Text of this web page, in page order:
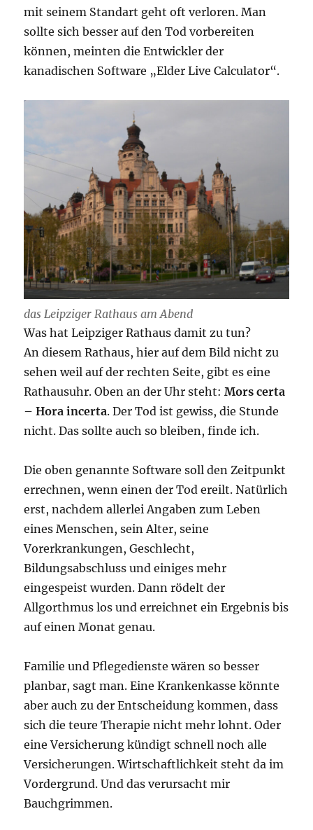
mit seinem Standart geht oft verloren. Man
sollte sich besser auf den Tod vorbereiten
können, meinten die Entwickler der
kanadischen Software „Elder Live Calculator“.
das Leipziger Rathaus am Abend
Was hat Leipziger Rathaus damit zu tun?
An diesem Rathaus, hier auf dem Bild nicht zu
sehen weil auf der rechten Seite, gibt es eine
Rathausuhr. Oben an der Uhr steht:Mors certa
– Hora incerta. Der Tod ist gewiss, die Stunde
nicht. Das sollte auch so bleiben, finde ich.
Die oben genannte Software soll den Zeitpunkt
errechnen, wenn einen der Tod ereilt. Natürlich
erst, nachdem allerlei Angaben zum Leben
eines Menschen, sein Alter, seine
Vorerkrankungen, Geschlecht,
Bildungsabschluss und einiges mehr
eingespeist wurden. Dann rödelt der
Allgorthmus los und erreichnet ein Ergebnis bis
auf einen Monat genau.
Familie und Pflegedienste wären so besser
planbar, sagt man. Eine Krankenkasse könnte
aber auch zu der Entscheidung kommen, dass
sich die teure Therapie nicht mehr lohnt. Oder
eine Versicherung kündigt schnell noch alle
Versicherungen. Wirtschaftlichkeit steht da im
Vordergrund. Und das verursacht mir
Bauchgrimmen.